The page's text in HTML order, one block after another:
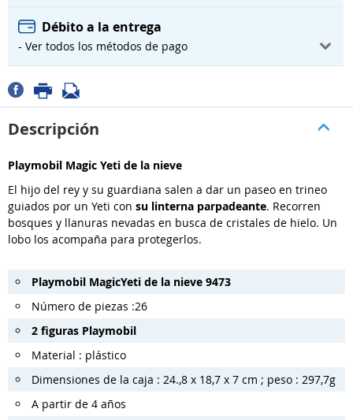
Débito a la entrega
- Ver todos los métodos de pago
Descripción
Playmobil Magic Yeti de la nieve
El hijo del rey y su guardiana salen a dar un paseo en trineo
guiados por un Yeti con su linterna parpadeante. Recorren
bosques y llanuras nevadas en busca de cristales de hielo. Un
lobo los acompaña para protegerlos.
Playmobil MagicYeti de la nieve 9473
Número de piezas :26
2 figuras Playmobil
Material : plástico
Dimensiones de la caja : 24.,8 x 18,7 x 7 cm ; peso : 297,7g
A partir de 4 años